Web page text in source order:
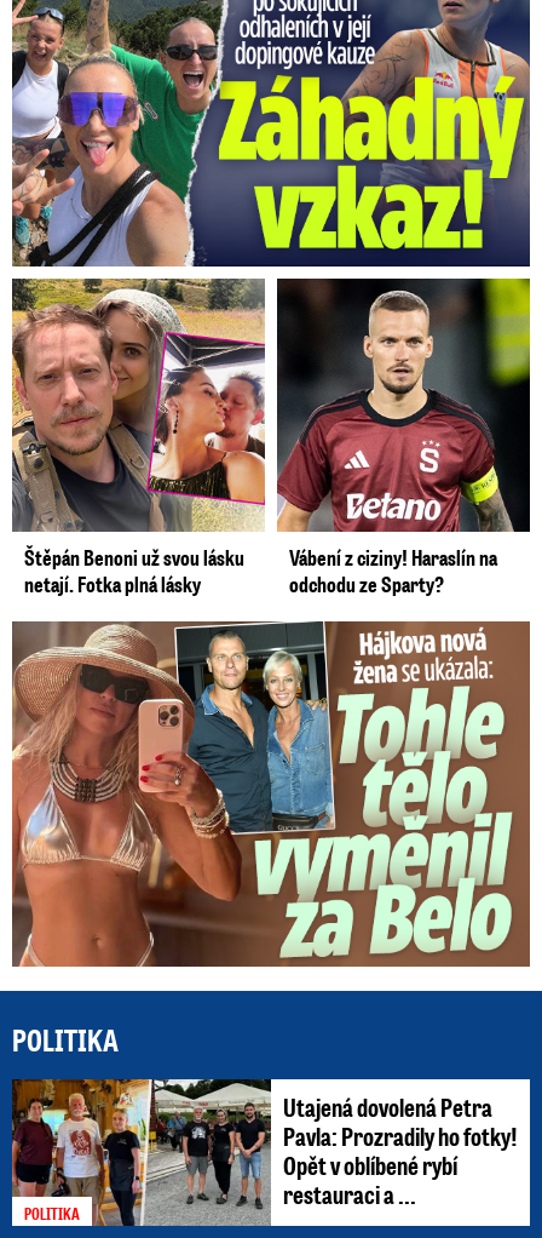
Štěpán Benoni už svou lásku
netají. Fotka plná lásky
Vábení z ciziny! Haraslín na
odchodu ze Sparty?
Tohle tělo nahradilo Belo: Nová partnerka se ukázala...
POLITIKA
POLITIKA
Utajená dovolená Petra
Pavla: Prozradily ho fotky!
Opět v oblíbené rybí
restauraci a ...